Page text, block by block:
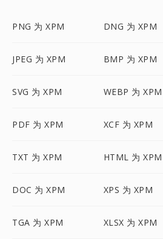
PNG 为 XPM DNG 为 XPM
JPEG 为 XPM BMP 为 XPM
SVG 为 XPM WEBP 为 XPM
PDF 为 XPM XCF 为 XPM
TXT 为 XPM HTML 为 XPM
DOC 为 XPM XPS 为 XPM
TGA 为 XPM XLSX 为 XPM